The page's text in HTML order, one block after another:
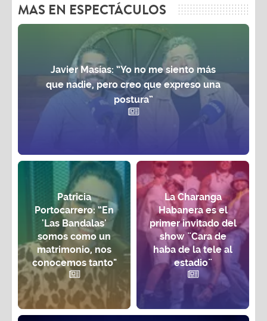
MAS EN ESPECTÁCULOS
Javier Masías: “Yo no me siento más
que nadie, pero creo que expreso una
postura”
Patricia
Portocarrero: “En
'Las Bandalas'
somos como un
matrimonio, nos
conocemos tanto"
La Charanga
Habanera es el
primer invitado del
show ¨Cara de
haba de la tele al
estadio¨